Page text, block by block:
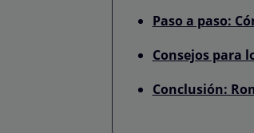
Paso a paso:
Consejos para
Conclusión: